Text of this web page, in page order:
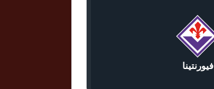
فيورنتينا